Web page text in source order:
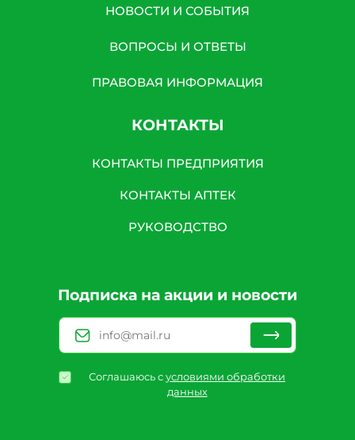
НОВОСТИ И СОБЫТИЯ
ВОПРОСЫ И ОТВЕТЫ
ПРАВОВАЯ ИНФОРМАЦИЯ
КОНТАКТЫ
КОНТАКТЫ ПРЕДПРИЯТИЯ
КОНТАКТЫ АПТЕК
РУКОВОДСТВО
Подписка на акции и новости
Соглашаюсь сусловиями обработки
данных